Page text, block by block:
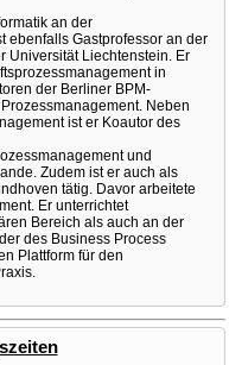
an der
ebenfalls Gastprofessor an der
Universität Liechtenstein. Er
in
der Berliner BPM-
Neben
ist er Koautor des
und
Zudem ist er auch als
tätig. Davor arbeitete
Er unterrichtet
Bereich als auch an der
des Business Process
Plattform für den